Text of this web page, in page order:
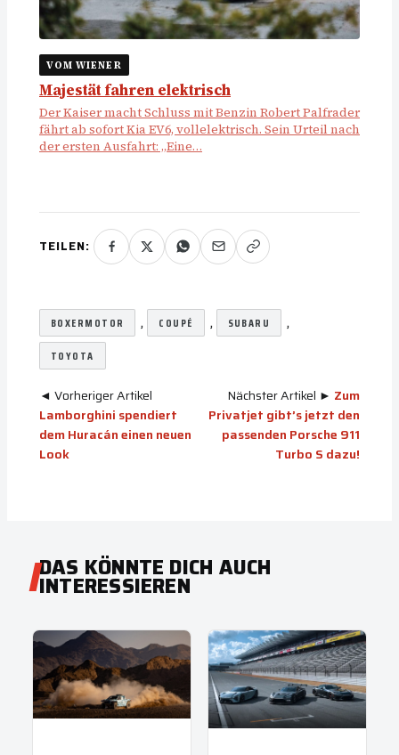
VOM WIENER
Majestät fahren elektrisch
Der Kaiser macht Schluss mit Benzin Robert Palfrader
fährt ab sofort Kia EV6, vollelektrisch. Sein Urteil nach
der ersten Ausfahrt: „Eine…
TEILEN:
BOXERMOTOR , COUPÉ , SUBARU ,
TOYOTA
◄ Vorheriger Artikel
Lamborghini spendiert
dem Huracán einen neuen
Look
Nächster Artikel ► Zum
Privatjet gibt’s jetzt den
passenden Porsche 911
Turbo S dazu!
DAS KÖNNTE DICH AUCH
INTERESSIEREN